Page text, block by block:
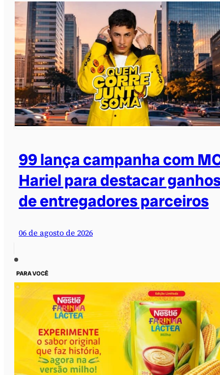
99 lança campanha com
Hariel para destacar
de entregadores parceiros
06 de agosto de 2026
PARA VOCÊ